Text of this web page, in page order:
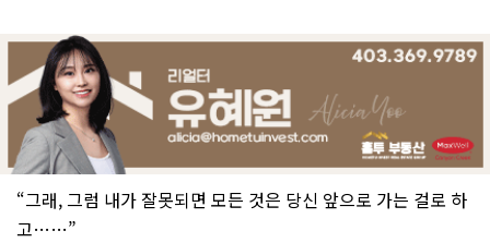
“그래, 그럼 내가 잘못되면 모든 것은 당신 앞으로 가는 걸로 하
고……”